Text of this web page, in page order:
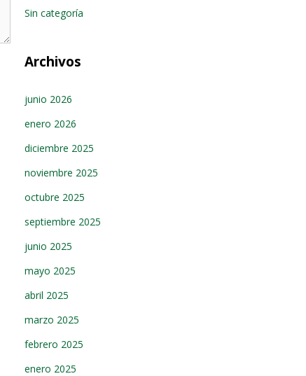
Sin categoría
Archivos
junio 2026
enero 2026
diciembre 2025
noviembre 2025
octubre 2025
septiembre 2025
junio 2025
mayo 2025
abril 2025
marzo 2025
febrero 2025
enero 2025